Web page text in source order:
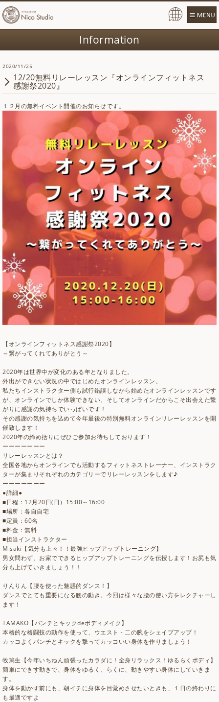
Information
2020/11/25
12/20無料リレーレッスン『オンラインフィットネス
感謝祭2020』
１２月の無料イベント開催のお知らせです。
【オンラインフィットネス感謝祭2020】
～繋がってくれてありがとう～
2020年は世界中が変化のある年となりました。
外出ができない状況の中ではじめたオンラインレッスン。
私たちインストラクター側も試行錯誤しなから始めたオンラインレッスンです
が、オンラインでしか体験できない、そしてオンラインだからこそ出会えた繋
がりに感謝の気持ちでいっぱいです！
その感謝の気持ちを込めて今年最後の特別無料オンラインリレーレッスンを開
催致します！
2020年の締め括りにぜひご参加お待ちしております！
ーーーーーーー
リレーレッスンとは？
全国各地からオンラインでも活動するフィットネストレーナー、インストラク
ターが集まりそれぞれのカテゴリーでリレーレッスンをします♪
ーーーーーーー
●詳細●
■日程：12月20日(日）15:00～16:00
■場所：各自自宅
■定員：60名
■料金：無料
■担当インストラクター
Misaki【気分も上々！！最強ヒップアップトレーニング】
男女問わず、お家でできるヒップアップトレーニングを伝授します！お尻も気
分も上げていきましょう！！
りんりん【腰を使った魅惑的ダンス！】
ダンスでとても重要になる腰の動き。今回は様々な腰の使い方をレクチャーし
ます！
TAMAKO【パンチとキックdeボディメイク】
本格的な格闘技の動作を使って、ウエスト・二の腕をシェイプアップ！
カッコよくパンチとキックを撃ってカッコいい身体を作りましょう！
牧篤生【今年いちねん頑張ったカラダに！全身リラックス！ゆるらくボディ】
簡単にできす動きで、身体をゆるく、らくに、動きやすい身体にしていきま
す。
身体を動かす前にも、朝イチに身体を目覚めさせたいときも、１日の終わりに
も最適ですよ